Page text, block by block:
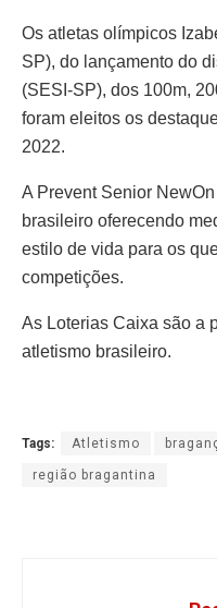
Os atletas olímpicos
SP), do lançamento do
(SESI-SP), dos 100m,
foram eleitos os
2022.
A Prevent Senior
brasileiro oferecendo
estilo de vida para os
competições.
As Loterias Caixa são a
atletismo brasileiro.
Tags: Atletismo
região bragantina